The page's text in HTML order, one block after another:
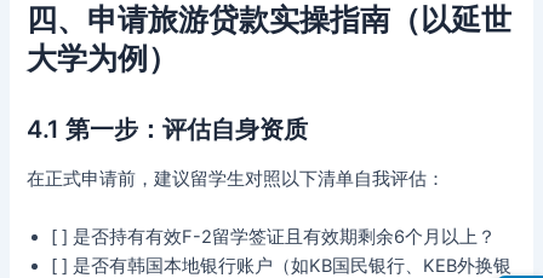
四、申请旅游贷款实操指南（以延世
大学为例）
4.1 第一步：评估自身资质
在正式申请前，建议留学生对照以下清单自我评估：
[ ] 是否持有有效F-2留学签证且有效期剩余6个月以上？
[ ] 是否有韩国本地银行账户（如KB国民银行、KEB外换银